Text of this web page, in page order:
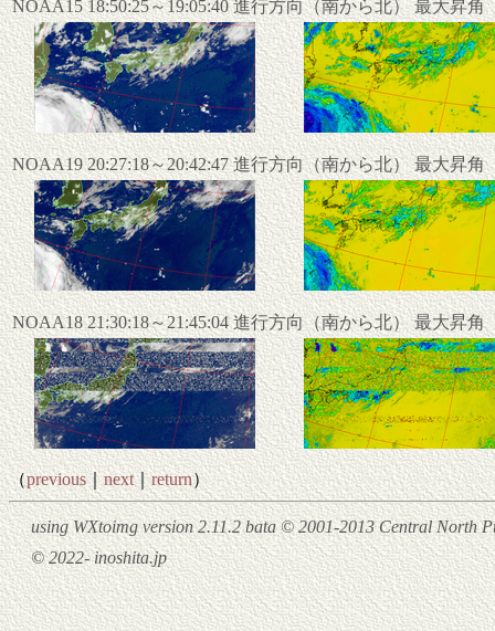
NOAA15 18:50:25～19:05:40 進行方向（南から北） 最大昇角
NOAA19 20:27:18～20:42:47 進行方向（南から北） 最大昇角
NOAA18 21:30:18～21:45:04 進行方向（南から北） 最大昇角
（previous｜next｜return）
using WXtoimg version 2.11.2 bata © 2001-2013 Central North
© 2022- inoshita.jp